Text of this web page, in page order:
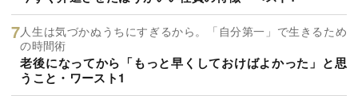
人生は気づかぬうちにすぎるから。「自分第一」で生きるため
の時間術
老後になってから「もっと早くしておけばよかった」と思
うこと・ワースト1